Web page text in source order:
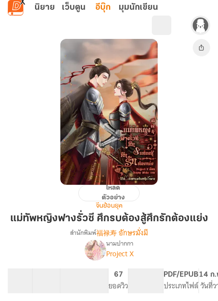
ข้ามไปยังเนื้อหาหลัก
นิยาย เว็บตูน อีบุ๊ก มุมนักเขียน
แม่ทัพ
ฟาง
โหลด
ตัวอย่าง
จีนย้อนยุค
แม่ทัพหญิงฟางรั่วซี ศึกรบต้องสู้ศึกรักต้องแย่ง
เรื่อง
แม่ทัพ
ฟาง
รั่ว
สำนักพิมพ์福禄寿 อักษรมั่งมี
นามปากกา
Project X
67
ยอดวิว
PDF/EPUB
ประเภทไฟล์
14 ก
วันที่ว